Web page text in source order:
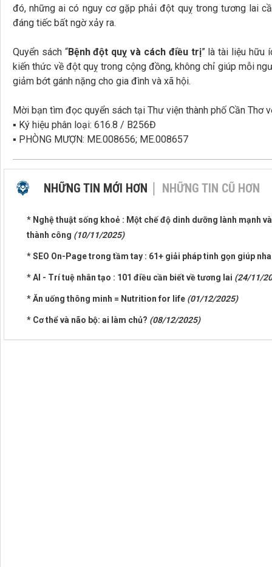
đó, những ai có nguy cơ gặp phải đột quỵ trong tương lai
đáng tiếc bất ngờ xảy ra.
Quyển sách “Bệnh đột quỵ và cách điều trị” là tài liệu hữu
kiến thức về đột quỵ trong cộng đồng, không chỉ giúp mỗi
giảm bớt gánh nặng cho gia đình và xã hội.
Mời bạn tìm đọc quyển sách tại Thư viện thành phố Cần Thơ
▪ Ký hiệu phân loại: 616.8 / B256Đ
▪ PHÒNG MƯỢN: ME.008656; ME.008657
NHỮNG TIN MỚI HƠN NHỮNG TIN CŨ HƠN
* Nghệ thuật sống khoẻ : Một chế độ dinh dưỡng lành mạnh
thành công (10/11/2025)
* SEO On-Page trong tầm tay : 61+ giải pháp tinh gọn giúp
* AI - Trí tuệ nhân tạo : 101 điều cần biết về tương lai (24/11/
* Ăn uống thông minh = Nutrition for life (01/12/2025)
* Cơ thể và não bộ: ai làm chủ? (08/12/2025)